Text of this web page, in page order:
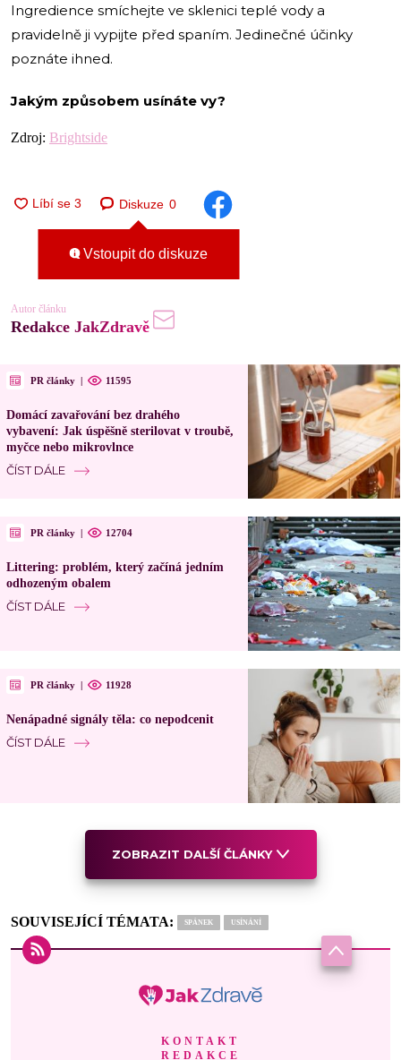
Ingredience smíchejte ve sklenici teplé vody a
pravidelně ji vypijte před spaním. Jedinečné účinky
poznáte ihned.
Jakým způsobem usínáte vy?
Zdroj: Brightside
Diskuze 0
Vstoupit do diskuze
Autor článku
Redakce JakZdravě
PR články | 11595
Domácí zavařování bez drahého
vybavení: Jak úspěšně sterilovat v troubě,
myčce nebo mikrovlnce
ČÍST DÁLE
PR články | 12704
Littering: problém, který začíná jedním
odhozeným obalem
ČÍST DÁLE
PR články | 11928
Nenápadné signály těla: co nepodcenit
ČÍST DÁLE
ZOBRAZIT DALŠÍ ČLÁNKY
SOUVISEJÍCÍ TÉMATA: SPÁNEK USÍNÁNÍ
KONTAKT
REDAKCE